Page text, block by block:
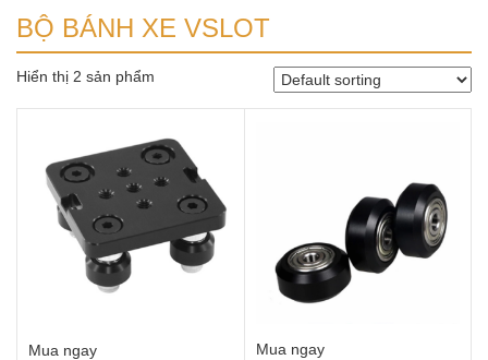
BỘ BÁNH XE VSLOT
Hiển thị 2 sản phẩm
Mua ngay
Mua ngay